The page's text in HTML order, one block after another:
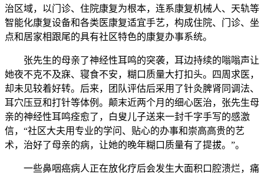
治区域，以门诊、住院康复为根本，连系康复机械人、天轨等
智能化康复设备和各类医康复适宜手艺，构成住院、门诊、坐
点和居家相跟尾的具有社区特色的康复办事系统。
张先生的母亲了神经性耳鸣的突袭，耳边持续的嗡嗡声让
她夜不克不及寐、寝食不安，糊口质量大打扣头。四周求医，
却未见较着好转。后来，团队评估后采用了针灸脾肾同调法、
耳穴压豆和打针等体例。颠末近两个月的细心医治，张先生母
亲的神经性耳鸣痊愈了，白叟儿子送来一封千字手写的感激
信，“社区大夫用专业的学问、贴心的办事和崇高高贵的艺
术，治好了母亲的病，让她的晚年糊口质量有了提拔。”。
一些鼻咽癌病人正在放化疗后会发生大面积口腔溃烂，痛